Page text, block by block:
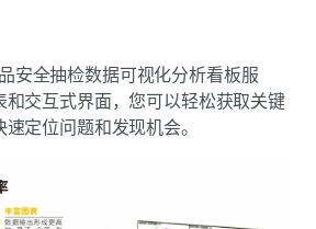
安全抽检数据可视化分析看板服
和交互式界面，您可以轻松获取关键
定位问题和发现机会。